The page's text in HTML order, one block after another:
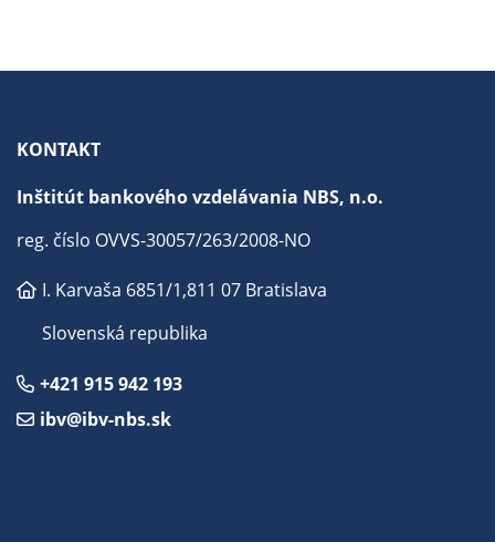
KONTAKT
Inštitút bankového vzdelávania NBS, n.o.
reg. číslo OVVS-30057/263/2008-NO
I. Karvaša 6851/1,811 07 Bratislava
Slovenská republika
+421 915 942 193
ibv@ibv-nbs.sk